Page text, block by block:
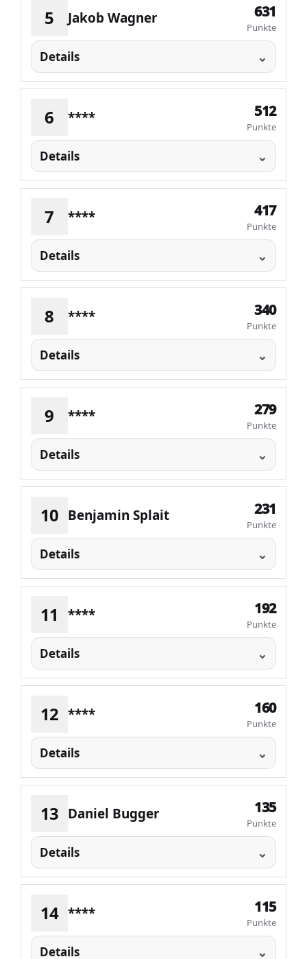
5 Jakob Wagner 631
Punkte
Details
6 **** 512
Punkte
Details
7 **** 417
Punkte
Details
8 **** 340
Punkte
Details
9 **** 279
Punkte
Details
10 Benjamin Splait 231
Punkte
Details
11 **** 192
Punkte
Details
12 **** 160
Punkte
Details
13 Daniel Bugger 135
Punkte
Details
14 **** 115
Punkte
Details